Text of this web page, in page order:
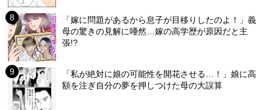
「嫁に問題があるから息子が目移りしたのよ！」義
母の驚きの見解に唖然…嫁の高学歴が原因だと主
張!?
「私が絶対に娘の可能性を開花させる…！」娘に高
額を注ぎ自分の夢を押しつけた母の大誤算